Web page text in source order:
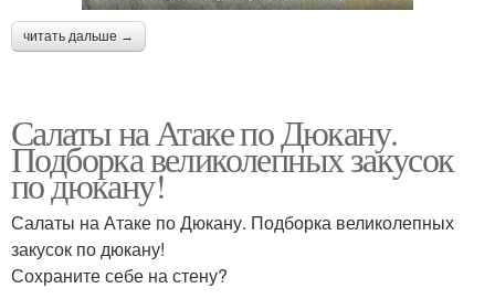
читать дальше →
Салаты на Атаке по Дюкану.
Подборка великолепных закусок
по дюкану!
Салаты на Атаке по Дюкану. Подборка великолепных
закусок по дюкану!
Сохраните себе на стену?